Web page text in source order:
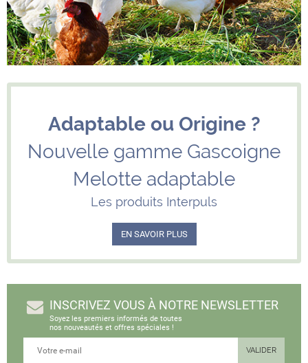
Adaptable ou Origine ?
Nouvelle gamme Gascoigne
Melotte adaptable
Les produits Interpuls
EN SAVOIR PLUS
INSCRIVEZ VOUS À NOTRE NEWSLETTER
Soyez les premiers informés de toutes
nos nouveautés et offres spéciales !